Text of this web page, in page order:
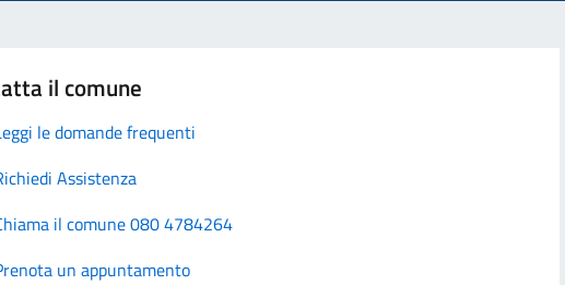
il comune
le domande frequenti
Assistenza
il comune 080 4784264
un appuntamento